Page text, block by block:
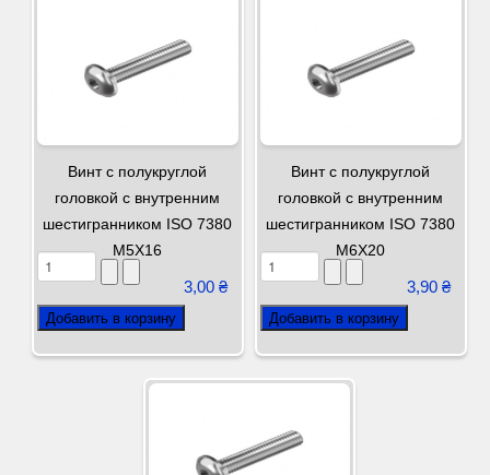
Винт с полукруглой
головкой с внутренним
шестигранником ISO 7380
М5Х16
3,00 ₴
Винт с полукруглой
головкой с внутренним
шестигранником ISO 7380
М6Х20
3,90 ₴